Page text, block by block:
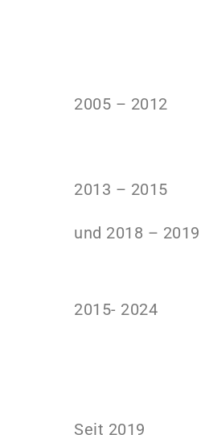
2005 – 2012
2013 – 2015
und 2018 – 2019
2015- 2024
Seit 2019